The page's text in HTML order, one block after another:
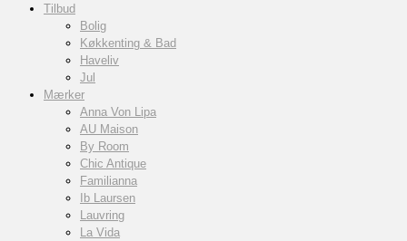
Tilbud
Bolig
Køkkenting & Bad
Haveliv
Jul
Mærker
Anna Von Lipa
AU Maison
By Room
Chic Antique
Familianna
Ib Laursen
Lauvring
La Vida